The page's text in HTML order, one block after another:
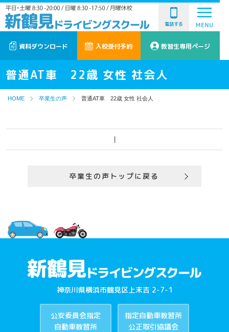
電話する
資料ダウンロード 入校受付予約 教習生専用ページ
普通AT車 22歳 女性 社会人
HOME 卒業生の声 普通AT車 22歳 女性 社会人
卒業生の声トップに戻る
神奈川県横浜市鶴見区上末吉 2-7-1
公安委員会指定
自動車教習所
指定自動車教習所
公正取引協議会